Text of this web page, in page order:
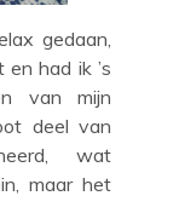
gedaan,
had ik ’s
van mijn
deel van
wat
maar het